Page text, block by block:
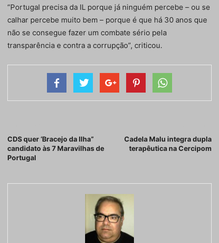
“Portugal precisa da IL porque já ninguém percebe – ou se
calhar percebe muito bem – porque é que há 30 anos que
não se consegue fazer um combate sério pela
transparência e contra a corrupção”, criticou.
CDS quer ‘Bracejo da Ilha”
candidato às 7 Maravilhas de
Portugal
Cadela Malu integra dupla
terapêutica na Cercipom